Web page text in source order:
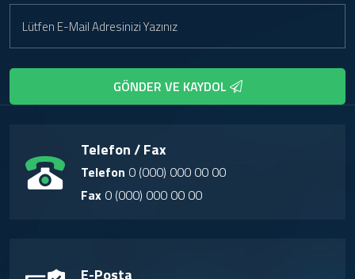
GÖNDER VE KAYDOL
Telefon / Fax
Telefon 0 (000) 000 00 00
Fax 0 (000) 000 00 00
E-Posta